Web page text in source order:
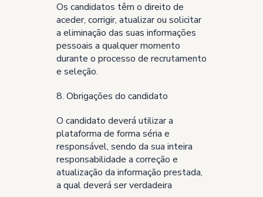
Os candidatos têm o direito de
aceder, corrigir, atualizar ou solicitar
a eliminação das suas informações
pessoais a qualquer momento
durante o processo de recrutamento
e seleção.
8. Obrigações do candidato
O candidato deverá utilizar a
plataforma de forma séria e
responsável, sendo da sua inteira
responsabilidade a correção e
atualização da informação prestada,
a qual deverá ser verdadeira